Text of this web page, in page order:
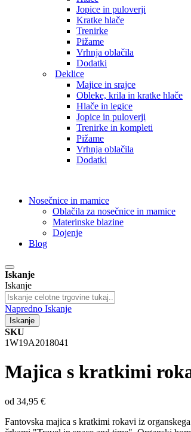
Jopice in puloverji
Kratke hlače
Trenirke
Pižame
Vrhnja oblačila
Dodatki
Deklice
Majice in srajce
Obleke, krila in kratke hlače
Hlače in legice
Jopice in puloverji
Trenirke in kompleti
Pižame
Vrhnja oblačila
Dodatki
Nosečnice in mamice
Oblačila za nosečnice in mamice
Materinske blazine
Dojenje
Blog
Iskanje
Iskanje
Napredno Iskanje
Iskanje
SKU
1W19A2018041
Majica s kratkimi
od 34,95 €
Fantovska majica s kratkimi rokavi iz